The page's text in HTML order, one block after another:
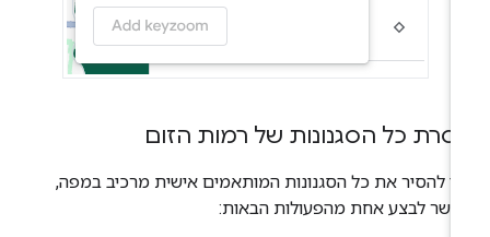
כל הסגנונות של רמות הזום
להסיר את כל הסגנונות המותאמים אישית מרכיב במפה,
לבצע אחת מהפעולות הבאות: